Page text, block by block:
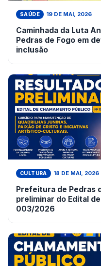
SAÚDE 19 DE MAI, 2026
Caminhada da Luta
Pedras de Fogo em
inclusão
CULTURA 18 DE MAI, 2026
Prefeitura de Pedras
preliminar do Edital
003/2026